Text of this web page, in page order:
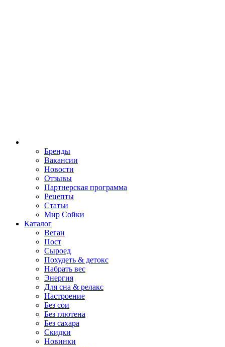
Бренды
Вакансии
Новости
Отзывы
Партнерская программа
Рецепты
Статьи
Мир Сойки
Каталог
Веган
Пост
Сыроед
Похудеть & детокс
Набрать вес
Энергия
Для сна & релакс
Настроение
Без сои
Без глютена
Без сахара
Скидки
Новинки